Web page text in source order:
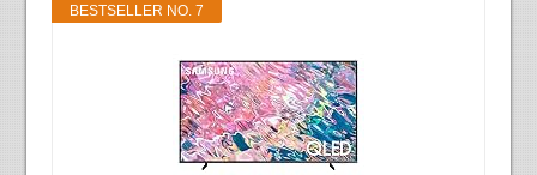
BESTSELLER NO. 7